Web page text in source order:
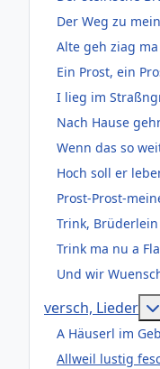
Der Weg zu
Alte geh ziag
Ein Prost, ein
I lieg im
Nach Hause
Wenn das so
Hoch soll er
Prost-Prost-
Trink,
Trink ma nu a
Und wir
versch, Lieder
A Häuserl im
Allweil lustig